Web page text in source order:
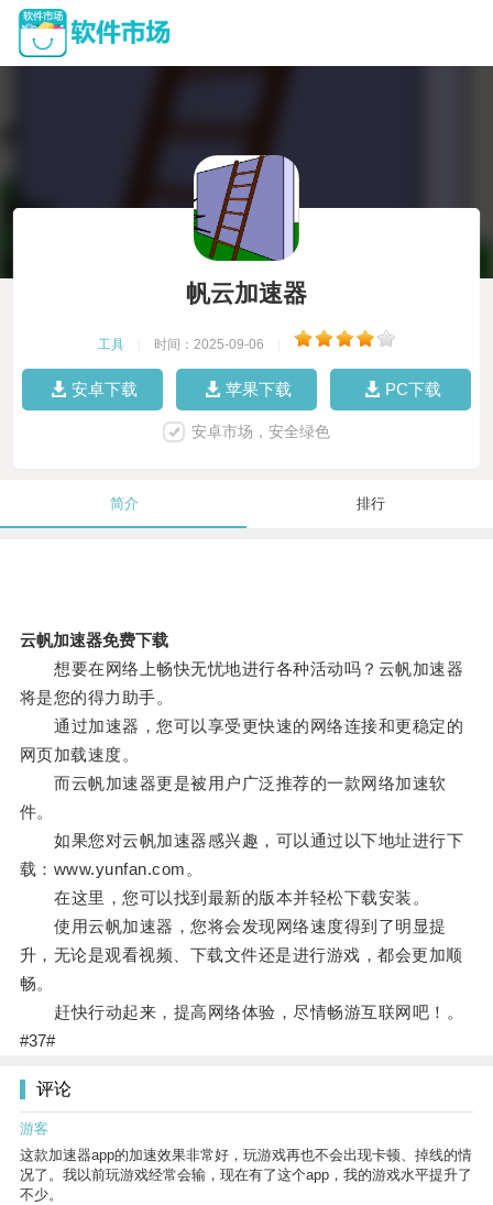
帆云加速器
工具 时间：2025-09-06
安卓下载 苹果下载 PC下载
安卓市场，安全绿色
简介 排行
云帆加速器免费下载
想要在网络上畅快无忧地进行各种活动吗？云帆加速器
将是您的得力助手。
通过加速器，您可以享受更快速的网络连接和更稳定的
网页加载速度。
而云帆加速器更是被用户广泛推荐的一款网络加速软
件。
如果您对云帆加速器感兴趣，可以通过以下地址进行下
载：www.yunfan.com。
在这里，您可以找到最新的版本并轻松下载安装。
使用云帆加速器，您将会发现网络速度得到了明显提
升，无论是观看视频、下载文件还是进行游戏，都会更加顺
畅。
赶快行动起来，提高网络体验，尽情畅游互联网吧！。
#37#
评论
游客
这款加速器app的加速效果非常好，玩游戏再也不会出现卡顿、掉线的情
况了。我以前玩游戏经常会输，现在有了这个app，我的游戏水平提升了
不少。